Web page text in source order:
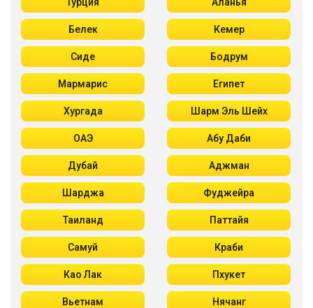
Белек Кемер
Сиде Бодрум
Мармарис Египет
Хургада Шарм Эль Шейх
ОАЭ Абу Даби
Дубай Аджман
Шарджа Фуджейра
Таиланд Паттайя
Самуй Краби
Као Лак Пхукет
Вьетнам Нячанг